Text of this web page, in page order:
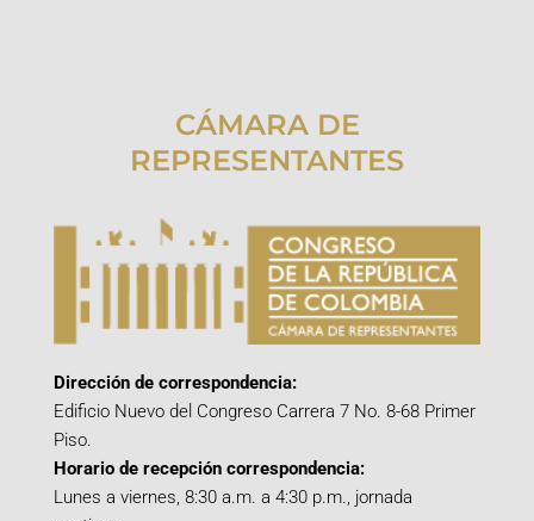
CÁMARA DE
REPRESENTANTES
Dirección de correspondencia:
Edificio Nuevo del Congreso Carrera 7 No. 8-68 Primer
Piso.
Horario de recepción correspondencia:
Lunes a viernes, 8:30 a.m. a 4:30 p.m., jornada